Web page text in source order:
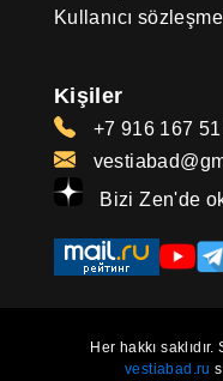
Kullanıcı
Kişiler
+7 916 167
Bizi Zen'de
Her hakkı
vestiabad.ru